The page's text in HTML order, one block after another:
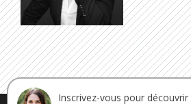
Inscrivez-vous pour découvrir